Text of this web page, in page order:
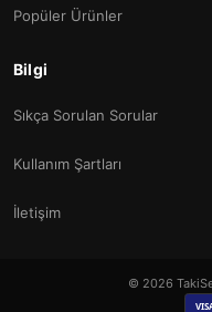
Popüler Ürünler
Bilgi
Sıkça Sorulan Sorular
Kullanım Şartları
İletişim
© 2026